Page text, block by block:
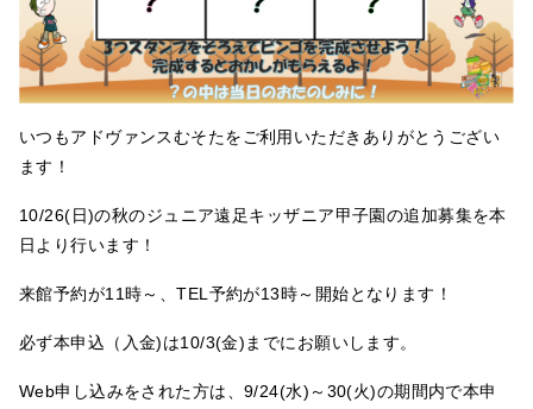
いつもアドヴァンスむそたをご利用いただきありがとうござい
ます！
10/26(日)の秋のジュニア遠足キッザニア甲子園の追加募集を本
日より行います！
来館予約が11時～、TEL予約が13時～開始となります！
必ず本申込（入金)は10/3(金)までにお願いします。
Web申し込みをされた方は、9/24(水)～30(火)の期間内で本申